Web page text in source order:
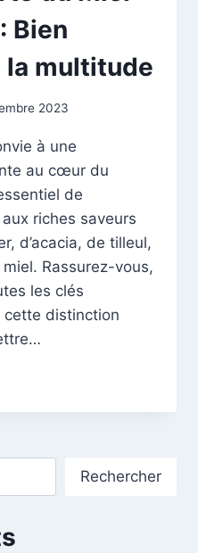
Bien
la multitude
2023
à une
au cœur du
de
riches saveurs
d’acacia, de tilleul,
Rassurez-vous,
les clés
cette distinction
Rechercher